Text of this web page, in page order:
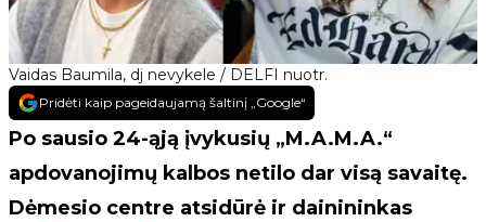
Vaidas Baumila, dj nevykele / DELFI nuotr.
Pridėti kaip pageidaujamą šaltinį „Google“
Po sausio 24-ąją įvykusių „M.A.M.A.“
apdovanojimų kalbos netilo dar visą savaitę.
Dėmesio centre atsidūrė ir dainininkas